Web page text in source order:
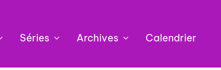
Séries Archives Calendrier